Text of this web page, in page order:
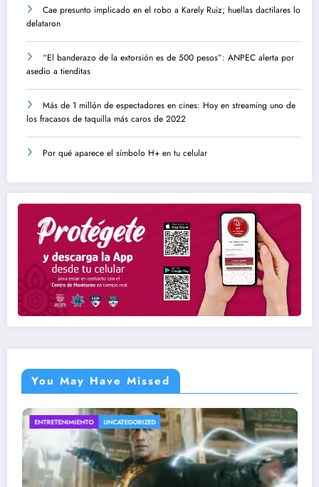
Cae presunto implicado en el robo a Karely Ruiz; huellas dactilares lo
delataron
“El banderazo de la extorsión es de 500 pesos”: ANPEC alerta por
asedio a tienditas
Más de 1 millón de espectadores en cines: Hoy en streaming uno de
los fracasos de taquilla más caros de 2022
Por qué aparece el símbolo H+ en tu celular
You May Have Missed
INTERESANTE UNCATEGORIZED